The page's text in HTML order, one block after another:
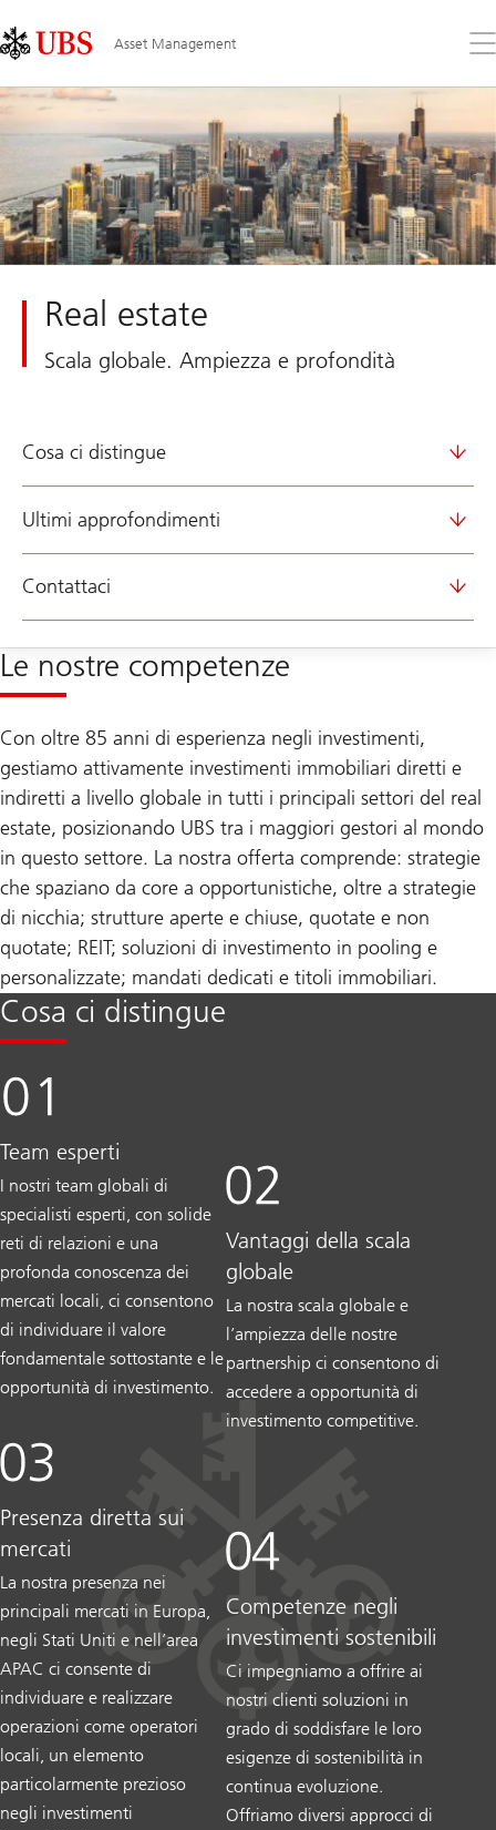
Links
Area
Asset Management
il
Real estate
Scala globale. Ampiezza e profondità
Cosa ci distingue
Ultimi approfondimenti
Contattaci
Le nostre competenze
Con oltre 85 anni di esperienza negli investimenti,
gestiamo attivamente investimenti immobiliari diretti e
indiretti a livello globale in tutti i principali settori del real
estate, posizionando UBS tra i maggiori gestori al mondo
in questo settore. La nostra offerta comprende: strategie
che spaziano da core a opportunistiche, oltre a strategie
di nicchia; strutture aperte e chiuse, quotate e non
quotate; REIT; soluzioni di investimento in pooling e
personalizzate; mandati dedicati e titoli immobiliari.
Cosa ci distingue
Team esperti
I nostri team globali di
specialisti esperti, con solide
reti di relazioni e una
profonda conoscenza dei
mercati locali, ci consentono
di individuare il valore
fondamentale sottostante e le
opportunità di investimento.
Vantaggi della scala
globale
La nostra scala globale e
l’ampiezza delle nostre
partnership ci consentono di
accedere a opportunità di
investimento competitive.
Presenza diretta sui
mercati
La nostra presenza nei
principali mercati in Europa,
negli Stati Uniti e nell’area
APAC ci consente di
individuare e realizzare
operazioni come operatori
locali, un elemento
particolarmente prezioso
negli investimenti
Competenze negli
investimenti sostenibili
Ci impegniamo a offrire ai
nostri clienti soluzioni in
grado di soddisfare le loro
esigenze di sostenibilità in
continua evoluzione.
Offriamo diversi approcci di